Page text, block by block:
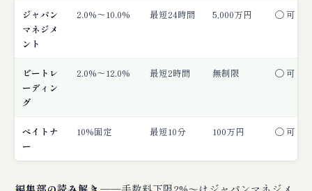
ジャパン
マネジメ
ント
2.0%〜10.0% 最短24時間 5,000万円 ◯ 可
ビートレ
ーディン
グ
2.0%〜12.0% 最短2時間 無制限 ◯ 可
ペイトナ
ー
10%固定 最短10分 100万円 ◯ 可